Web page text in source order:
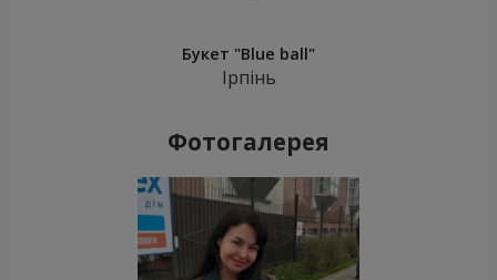
Букет "Blue ball"
Ірпінь
Фотогалерея